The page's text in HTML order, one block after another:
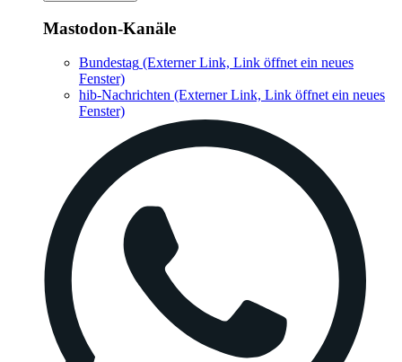
Mastodon-Kanäle
Bundestag (Externer Link, Link öffnet ein neues
Fenster)
hib-Nachrichten (Externer Link, Link öffnet ein neues
Fenster)